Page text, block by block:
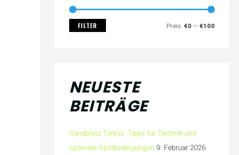
FILTER Preis: €0 — €100
NEUESTE
BEITRÄGE
Sandplatz Tennis: Tipps für Technik und
optimale Spielbedingungen 9. Februar 2026